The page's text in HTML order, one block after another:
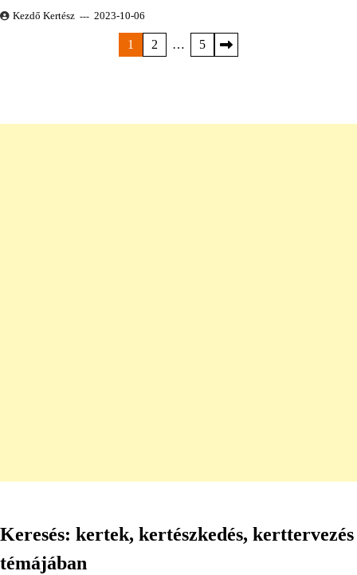
Kezdő Kertész 2023-10-06
1 2 … 5
Keresés: kertek, kertészkedés, kerttervezés
témájában